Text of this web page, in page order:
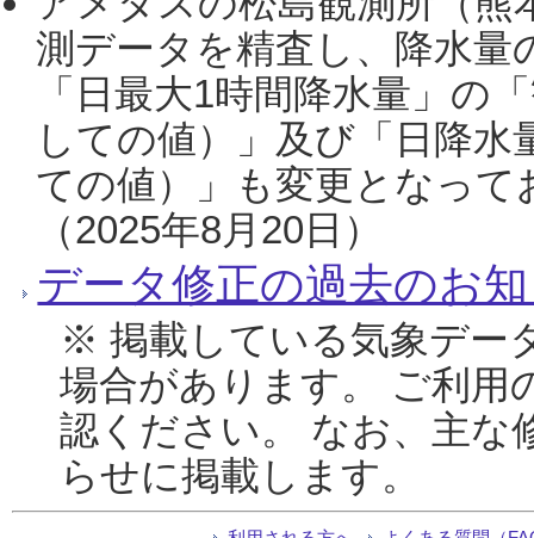
測データを精査し、降水
「日最大1時間降水量」の
しての値）」及び「日降
ての値）」も変更となっ
（2025年8月20日）
データ修正の過去のお
※ 掲載している気象デー
場合があります。 ご利用
認ください。 なお、主な
らせに掲載します。